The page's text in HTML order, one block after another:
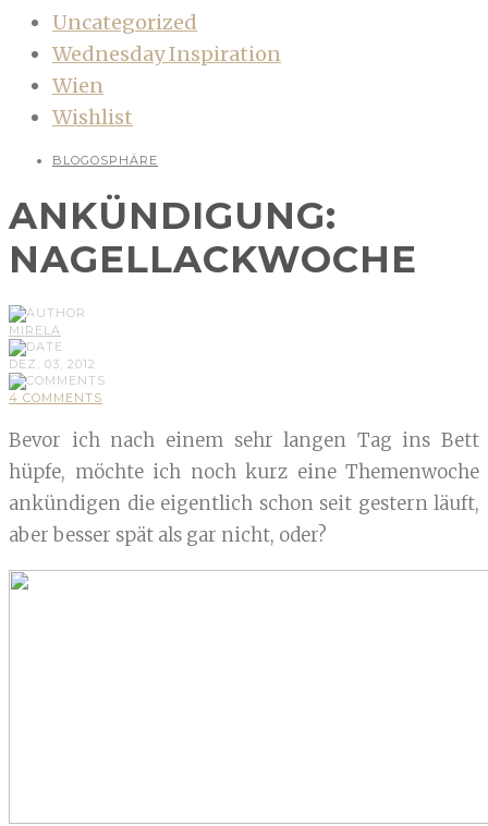
Uncategorized
Wednesday Inspiration
Wien
Wishlist
BLOGOSPHÄRE
ANKÜNDIGUNG:
NAGELLACKWOCHE
MIRELA
DEZ, 03, 2012
4 COMMENTS
Bevor ich nach einem sehr langen Tag ins Bett
hüpfe, möchte ich noch kurz eine Themenwoche
ankündigen die eigentlich schon seit gestern läuft,
aber besser spät als gar nicht, oder?